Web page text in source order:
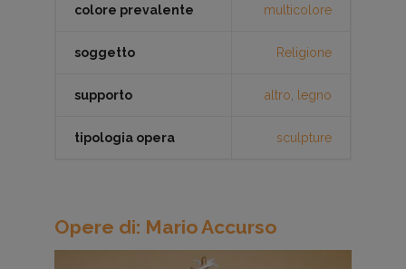
colore prevalente multicolore
soggetto Religione
supporto altro, legno
tipologia opera sculpture
Opere di: Mario Accurso